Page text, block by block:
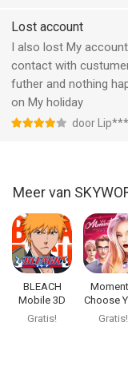
Note: Goddess:
required to play.
Visit our Facebook
https://
Goddess: Primal
voor iPhone, iPad en
geschikt bevonden
Informatie voor
op 9 Aug om 14:38.
Lost account
I also lost My
contact with
futher and nothing
on My holiday
door
Meer van
BLEACH
Mobile 3D
Gratis!
Choose
Story
Gratis!